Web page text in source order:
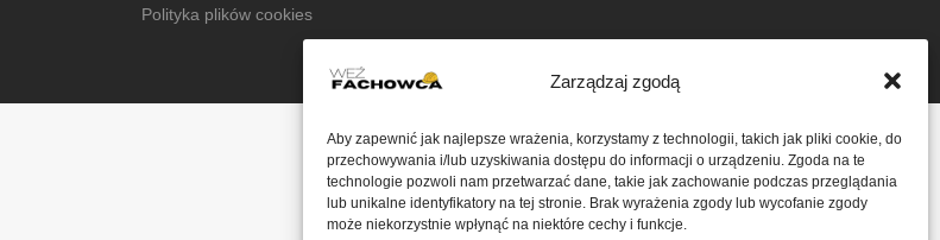
Zarządzaj zgodą
Aby zapewnić jak najlepsze wrażenia, korzystamy z technologii, takich jak pliki cookie, do
przechowywania i/lub uzyskiwania dostępu do informacji o urządzeniu. Zgoda na te
technologie pozwoli nam przetwarzać dane, takie jak zachowanie podczas przeglądania
lub unikalne identyfikatory na tej stronie. Brak wyrażenia zgody lub wycofanie zgody
może niekorzystnie wpłynąć na niektóre cechy i funkcje.
Polityka plików cookies